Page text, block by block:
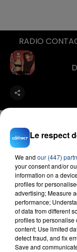
FIL D'ACTU
Le respect
We and our (447)
your consent and/or
information on a
profiles for
advertising; Measure
performance;
of data from different
profiles to personalise
content; Use limited
detect fraud, and fix
Save and